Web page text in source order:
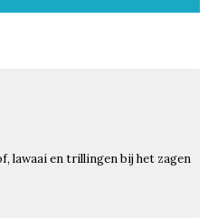
lawaai en trillingen bij het zagen